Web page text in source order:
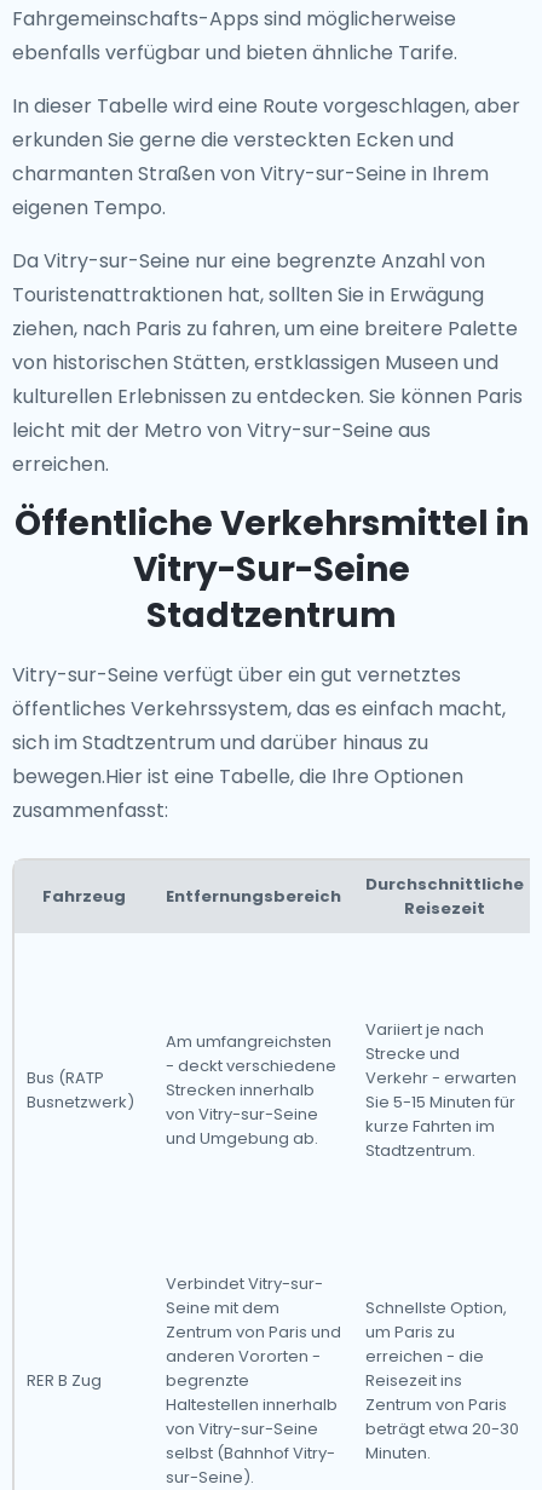
Fahrgemeinschafts-Apps sind möglicherweise
ebenfalls verfügbar und bieten ähnliche Tarife.
In dieser Tabelle wird eine Route vorgeschlagen, aber
erkunden Sie gerne die versteckten Ecken und
charmanten Straßen von Vitry-sur-Seine in Ihrem
eigenen Tempo.
Da Vitry-sur-Seine nur eine begrenzte Anzahl von
Touristenattraktionen hat, sollten Sie in Erwägung
ziehen, nach Paris zu fahren, um eine breitere Palette
von historischen Stätten, erstklassigen Museen und
kulturellen Erlebnissen zu entdecken. Sie können Paris
leicht mit der Metro von Vitry-sur-Seine aus
erreichen.
Öffentliche Verkehrsmittel in
Vitry-Sur-Seine
Stadtzentrum
Vitry-sur-Seine verfügt über ein gut vernetztes
öffentliches Verkehrssystem, das es einfach macht,
sich im Stadtzentrum und darüber hinaus zu
bewegen.Hier ist eine Tabelle, die Ihre Optionen
zusammenfasst:
Fahrzeug Entfernungsbereich
Durchschnittliche
Reisezeit
Bus (RATP
Busnetzwerk)
Am umfangreichsten
- deckt verschiedene
Strecken innerhalb
von Vitry-sur-Seine
und Umgebung ab.
Variiert je nach
Strecke und
Verkehr - erwarten
Sie 5-15 Minuten für
kurze Fahrten im
Stadtzentrum.
RER B Zug
Verbindet Vitry-sur-
Seine mit dem
Zentrum von Paris und
anderen Vororten -
begrenzte
Haltestellen innerhalb
von Vitry-sur-Seine
selbst (Bahnhof Vitry-
sur-Seine).
Schnellste Option,
um Paris zu
erreichen - die
Reisezeit ins
Zentrum von Paris
beträgt etwa 20-30
Minuten.